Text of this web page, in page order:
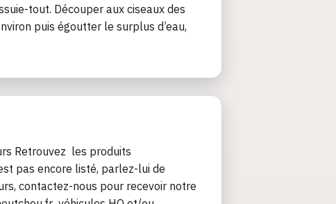
tout. Découper aux ciseaux des
puis égoutter le surplus d’eau,
Retrouvez les produits
pas encore listé, parlez-lui de
contactez-nous pour recevoir notre